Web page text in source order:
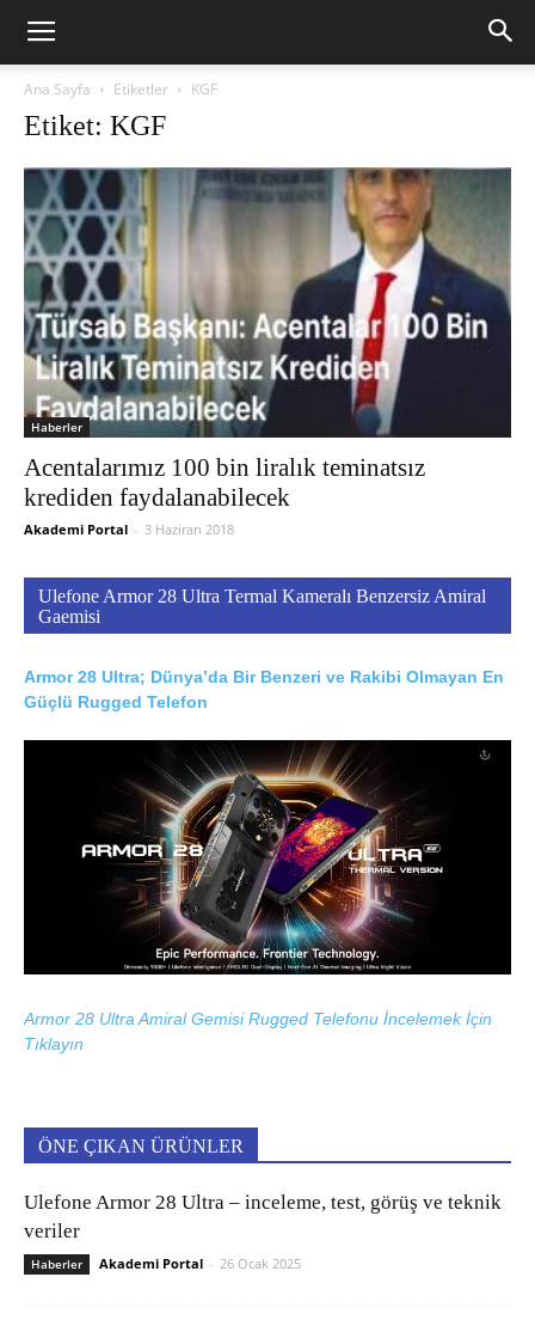
Ana Sayfa Etiketler KGF
Etiket: KGF
Haberler
Acentalarımız 100 bin liralık teminatsız
krediden faydalanabilecek
Akademi Portal - 3 Haziran 2018
Ulefone Armor 28 Ultra Termal Kameralı Benzersiz Amiral
Gaemisi
Armor 28 Ultra; Dünya’da Bir Benzeri ve Rakibi Olmayan En
Güçlü Rugged Telefon
Armor 28 Ultra Amiral Gemisi Rugged Telefonu İncelemek İçin
Tıklayın
ÖNE ÇIKAN ÜRÜNLER
Ulefone Armor 28 Ultra – inceleme, test, görüş ve teknik
veriler
Haberler Akademi Portal - 26 Ocak 2025